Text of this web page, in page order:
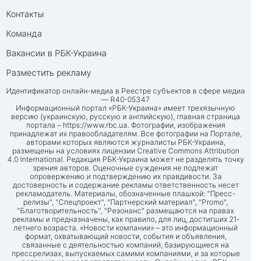
Контакты
Команда
Вакансии в РБК-Украина
Разместить рекламу
Идентификатор онлайн-медиа в Реестре субъектов в сфере медиа
— R40-05347
Информационный портал «РБК-Украина» имеет трехязычную
версию (украинскую, русскую и английскую), главная страница
портала – https://www.rbc.ua . Фотографии, изображения
принадлежат их правообладателям. Все фотографии на Портале,
авторами которых являются журналисты РБК-Украина,
размещены на условиях лицензии Creative Commons Attribution
4.0 International. Редакция РБК-Украина может не разделять точку
зрения авторов. Оценочные суждения не подлежат
опровержению и подтверждению их правдивости. За
достоверность и содержание рекламы ответственность несет
рекламодатель. Материалы, обозначенные плашкой: "Пресс-
релизы", "Спецпроект", "Партнерский материал", "Promo",
"Благотворительность", "Резонанс" размещаются на правах
рекламы и предназначены, как правило, для лиц, достигших 21-
летнего возраста. «Новости компании» – это информационный
формат, охватывающий новости, события и объявления,
связанные с деятельностью компаний, базирующиеся на
прессрелизах, выпускаемых самими компаниями, и за которые